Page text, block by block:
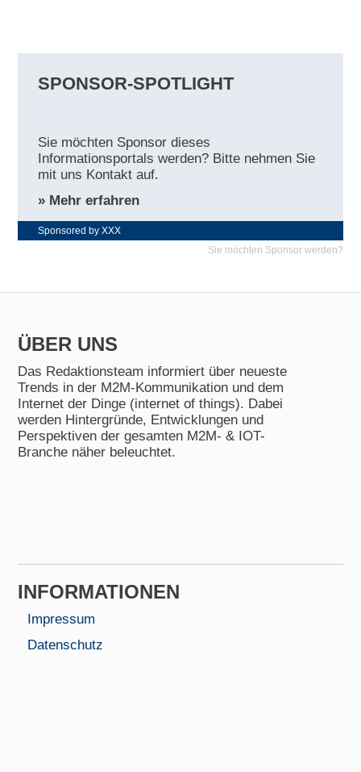
SPONSOR-SPOTLIGHT
Sie möchten Sponsor dieses
Informationsportals werden? Bitte nehmen Sie
mit uns Kontakt auf.
» Mehr erfahren
Sponsored by XXX
Sie möchten Sponsor werden?
ÜBER UNS
Das Redaktionsteam informiert über neueste
Trends in der M2M-Kommunikation und dem
Internet der Dinge (internet of things). Dabei
werden Hintergründe, Entwicklungen und
Perspektiven der gesamten M2M- & IOT-
Branche näher beleuchtet.
INFORMA­TIONEN
Impressum
Datenschutz